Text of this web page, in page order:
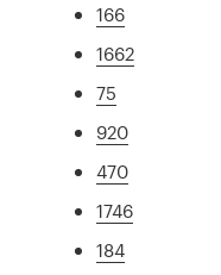
166
1662
75
920
470
1746
184